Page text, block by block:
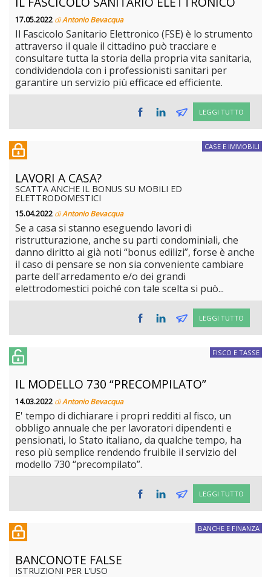
17.05.2022 diAntonio Bevacqua
Il Fascicolo Sanitario Elettronico (FSE) è lo strumento
attraverso il quale il cittadino può tracciare e
consultare tutta la storia della propria vita sanitaria,
condividendola con i professionisti sanitari per
garantire un servizio più efficace ed efficiente.
LEGGI TUTTO
CASE E IMMOBILI
LAVORI A CASA?
SCATTA ANCHE IL BONUS SU MOBILI ED
ELETTRODOMESTICI
15.04.2022 diAntonio Bevacqua
Se a casa si stanno eseguendo lavori di
ristrutturazione, anche su parti condominiali, che
danno diritto ai già noti “bonus edilizi”, forse è anche
il caso di pensare se non sia conveniente cambiare
parte dell'arredamento e/o dei grandi
elettrodomestici poiché con tale scelta si può...
LEGGI TUTTO
FISCO E TASSE
IL MODELLO 730 “PRECOMPILATO”
14.03.2022 diAntonio Bevacqua
E' tempo di dichiarare i propri redditi al fisco, un
obbligo annuale che per lavoratori dipendenti e
pensionati, lo Stato italiano, da qualche tempo, ha
reso più semplice rendendo fruibile il servizio del
modello 730 “precompilato”.
LEGGI TUTTO
BANCHE E FINANZA
BANCONOTE FALSE
ISTRUZIONI PER L’USO